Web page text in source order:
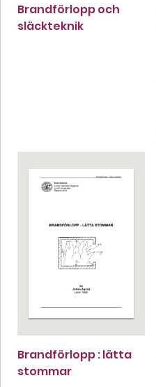
Brandförlopp och
släckteknik
Brandförlopp : lätta
stommar